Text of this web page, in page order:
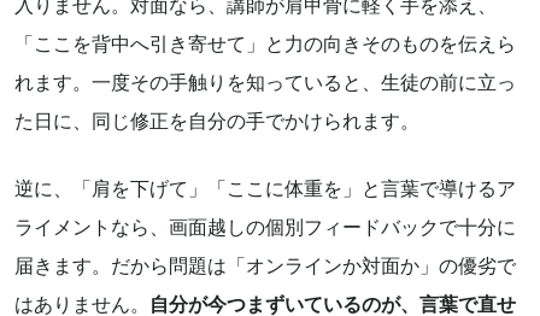
入りません。対面なら、講師が肩甲骨に軽く手を添え、
「ここを背中へ引き寄せて」と力の向きそのものを伝えら
れます。一度その手触りを知っていると、生徒の前に立っ
た日に、同じ修正を自分の手でかけられます。
逆に、「肩を下げて」「ここに体重を」と言葉で導けるア
ライメントなら、画面越しの個別フィードバックで十分に
届きます。だから問題は「オンラインか対面か」の優劣で
はありません。
自分が今つまずいているのが、言葉で直せ